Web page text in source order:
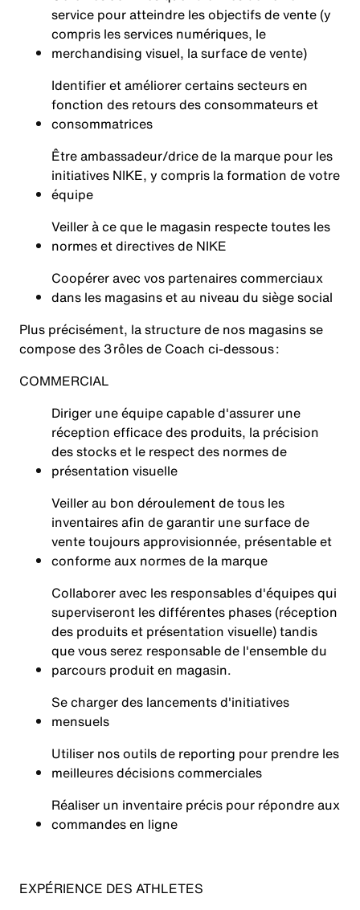
service pour atteindre les objectifs de vente (y
compris les services numériques, le
merchandising visuel, la surface de vente)
Identifier et améliorer certains secteurs en
fonction des retours des consommateurs et
consommatrices
Être ambassadeur/drice de la marque pour les
initiatives NIKE, y compris la formation de votre
équipe
Veiller à ce que le magasin respecte toutes les
normes et directives de NIKE
Coopérer avec vos partenaires commerciaux
dans les magasins et au niveau du siège social
Plus précisément, la structure de nos magasins se
compose des 3 rôles de Coach ci-dessous :
COMMERCIAL
Diriger une équipe capable d'assurer une
réception efficace des produits, la précision
des stocks et le respect des normes de
présentation visuelle
Veiller au bon déroulement de tous les
inventaires afin de garantir une surface de
vente toujours approvisionnée, présentable et
conforme aux normes de la marque
Collaborer avec les responsables d'équipes qui
superviseront les différentes phases (réception
des produits et présentation visuelle) tandis
que vous serez responsable de l'ensemble du
parcours produit en magasin.
Se charger des lancements d'initiatives
mensuels
Utiliser nos outils de reporting pour prendre les
meilleures décisions commerciales
Réaliser un inventaire précis pour répondre aux
commandes en ligne
EXPÉRIENCE DES ATHLETES